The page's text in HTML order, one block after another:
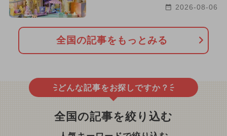
2026-08-06
全国の記事をもっとみる
どんな記事をお探しですか？
全国の記事を絞り込む